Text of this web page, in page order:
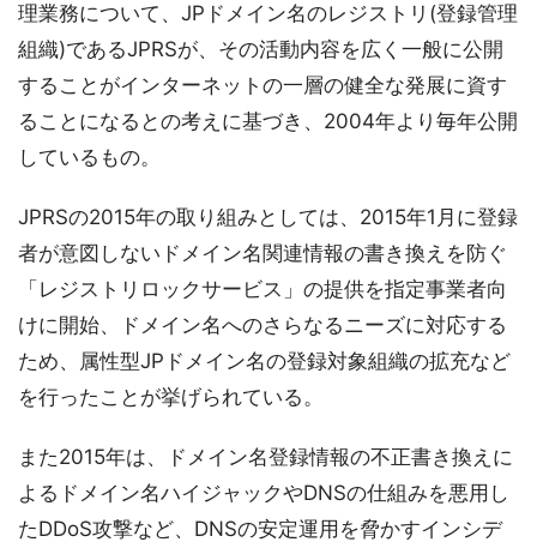
理業務について、JPドメイン名のレジストリ(登録管理
組織)であるJPRSが、その活動内容を広く一般に公開
することがインターネットの一層の健全な発展に資す
ることになるとの考えに基づき、2004年より毎年公開
しているもの。
JPRSの2015年の取り組みとしては、2015年1月に登録
者が意図しないドメイン名関連情報の書き換えを防ぐ
「レジストリロックサービス」の提供を指定事業者向
けに開始、ドメイン名へのさらなるニーズに対応する
ため、属性型JPドメイン名の登録対象組織の拡充など
を行ったことが挙げられている。
また2015年は、ドメイン名登録情報の不正書き換えに
よるドメイン名ハイジャックやDNSの仕組みを悪用し
たDDoS攻撃など、DNSの安定運用を脅かすインシデ